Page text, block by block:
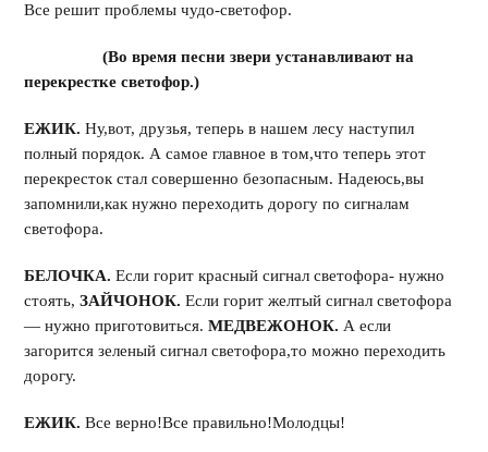
Все решит проблемы чудо-светофор.
(Во время песни звери устанавливают на
перекрестке светофор.)
ЕЖИК.Ну,вот, друзья, теперь в нашем лесу наступил
полный порядок. А самое главное в том,что теперь этот
перекресток стал совершенно безопасным. Надеюсь,вы
запомнили,как нужно переходить дорогу по сигналам
светофора.
БЕЛОЧКА. Если горит красный сигнал светофора- нужно
стоять,ЗАЙЧОНОК.Если горит желтый сигнал светофора
— нужно приготовиться.МЕДВЕЖОНОК. А если
загорится зеленый сигнал светофора,то можно переходить
дорогу.
ЕЖИК.Все верно!Все правильно!Молодцы!